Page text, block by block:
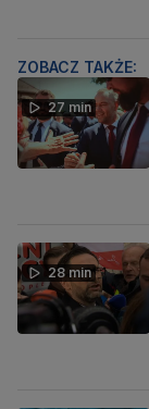
ZOBACZ TAKŻE:
27 min
28 min